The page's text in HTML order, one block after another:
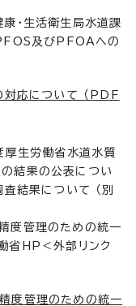
・生活衛生局水道課
及びPFOAへの
応について （PDF
生労働省水道水質
結果の公表につい
結果について （別
度管理のための統一
省HP＜外部リンク
度管理のための統一